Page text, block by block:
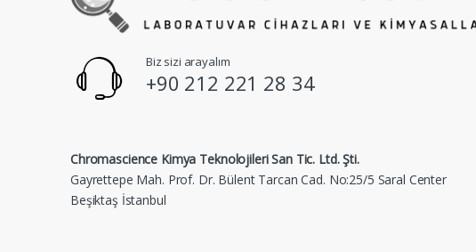
Biz sizi arayalım
+90 212 221 28 34
Chromascience Kimya Teknolojileri San Tic. Ltd. Şti.
Gayrettepe Mah. Prof. Dr. Bülent Tarcan Cad. No:25/5 Saral Center
Beşiktaş İstanbul